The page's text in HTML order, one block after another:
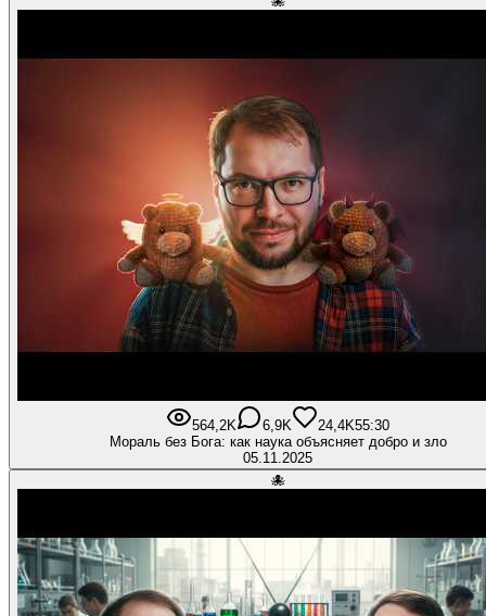
564,2K 6,9K 24,4K55:30
Мораль без Бога: как наука объясняет добро и зло
05.11.2025
🐙